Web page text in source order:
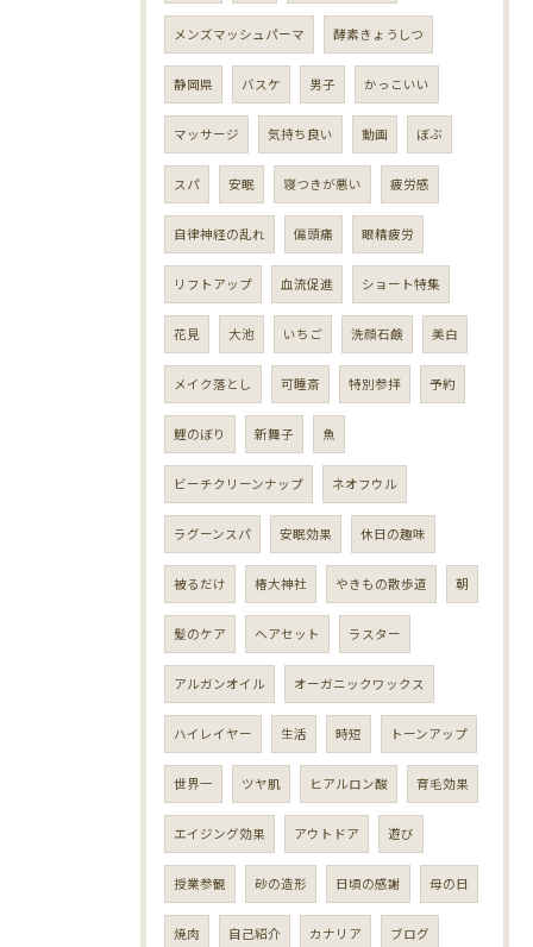
メンズマッシュパーマ 酵素きょうしつ
静岡県 バスケ 男子 かっこいい
マッサージ 気持ち良い 動画 ぼぶ
スパ 安眠 寝つきが悪い 疲労感
自律神経の乱れ 偏頭痛 眼精疲労
リフトアップ 血流促進 ショート特集
花見 大池 いちご 洗顔石鹸 美白
メイク落とし 可睡斎 特別参拝 予約
鯉のぼり 新舞子 魚
ビーチクリーンナップ ネオフウル
ラグーンスパ 安眠効果 休日の趣味
被るだけ 椿大神社 やきもの散歩道 朝
髪のケア ヘアセット ラスター
アルガンオイル オーガニックワックス
ハイレイヤー 生活 時短 トーンアップ
世界一 ツヤ肌 ヒアルロン酸 育毛効果
エイジング効果 アウトドア 遊び
授業参観 砂の造形 日頃の感謝 母の日
焼肉 自己紹介 カナリア ブログ